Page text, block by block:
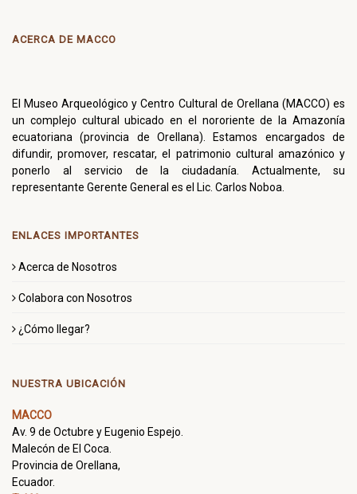
ACERCA DE MACCO
El Museo Arqueológico y Centro Cultural de Orellana (MACCO) es
un complejo cultural ubicado en el nororiente de la Amazonía
ecuatoriana (provincia de Orellana). Estamos encargados de
difundir, promover, rescatar, el patrimonio cultural amazónico y
ponerlo al servicio de la ciudadanía. Actualmente, su
representante Gerente General es el Lic. Carlos Noboa.
ENLACES IMPORTANTES
Acerca de Nosotros
Colabora con Nosotros
¿Cómo llegar?
NUESTRA UBICACIÓN
MACCO
Av. 9 de Octubre y Eugenio Espejo.
Malecón de El Coca.
Provincia de Orellana,
Ecuador.